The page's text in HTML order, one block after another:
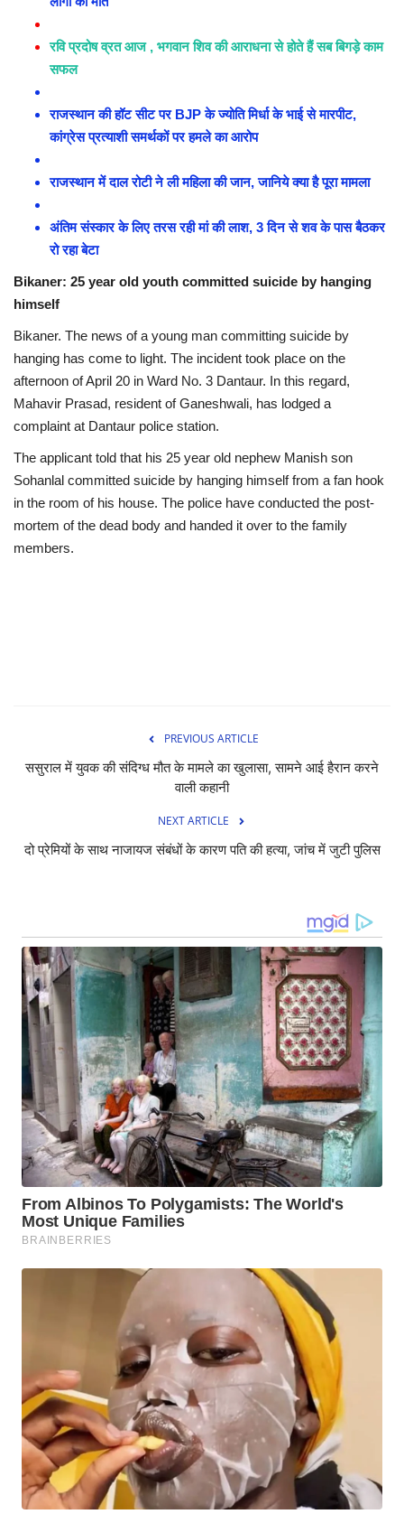
रवि प्रदोष व्रत आज , भगवान शिव की आराधना से होते हैं सब बिगड़े काम
सफल
राजस्थान की हॉट सीट पर BJP के ज्योति मिर्धा के भाई से मारपीट,
कांग्रेस प्रत्याशी समर्थकों पर हमले का आरोप
राजस्थान में दाल रोटी ने ली महिला की जान, जानिये क्या है पूरा मामला
अंतिम संस्कार के लिए तरस रही मां की लाश, 3 दिन से शव के पास बैठकर
रो रहा बेटा
Bikaner: 25 year old youth committed suicide by hanging
himself
Bikaner. The news of a young man committing suicide by
hanging has come to light. The incident took place on the
afternoon of April 20 in Ward No. 3 Dantaur. In this regard,
Mahavir Prasad, resident of Ganeshwali, has lodged a
complaint at Dantaur police station.
The applicant told that his 25 year old nephew Manish son
Sohanlal committed suicide by hanging himself from a fan hook
in the room of his house. The police have conducted the post-
mortem of the dead body and handed it over to the family
members.
PREVIOUS ARTICLE
ससुराल में युवक की संदिग्ध मौत के मामले का खुलासा, सामने आई हैरान करने
वाली कहानी
NEXT ARTICLE
दो प्रेमियों के साथ नाजायज संबंधों के कारण पति की हत्या, जांच में जुटी पुलिस